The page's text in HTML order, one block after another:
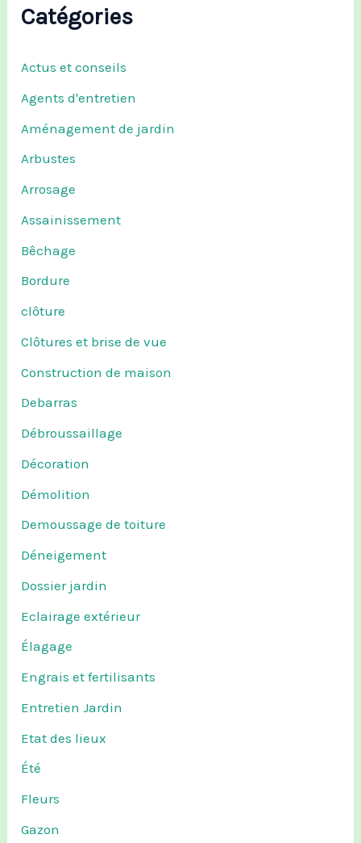
Catégories
Actus et conseils
Agents d'entretien
Aménagement de jardin
Arbustes
Arrosage
Assainissement
Bêchage
Bordure
clôture
Clôtures et brise de vue
Construction de maison
Debarras
Débroussaillage
Décoration
Démolition
Demoussage de toiture
Déneigement
Dossier jardin
Eclairage extérieur
Élagage
Engrais et fertilisants
Entretien Jardin
Etat des lieux
Été
Fleurs
Gazon